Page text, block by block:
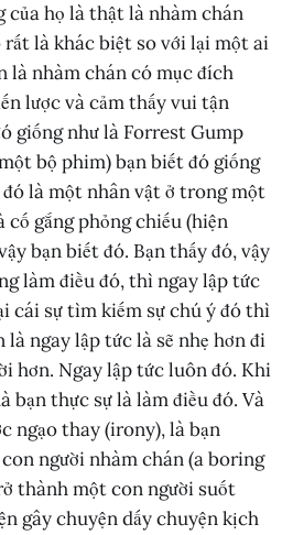
của họ là thật là nhàm chán
rất là khác biệt so với lại một ai
là nhàm chán có mục đích
lược và cảm thấy vui tận
giống như là Forrest Gump
bộ phim) bạn biết đó giống
đó là một nhân vật ở trong một
cố gắng phỏng chiếu (hiện
bạn biết đó. Bạn thấy đó, vậy
làm điều đó, thì ngay lập tức
cái sự tìm kiếm sự chú ý đó thì
là ngay lập tức là sẽ nhẹ hơn đi
hơn. Ngay lập tức luôn đó. Khi
bạn thực sự là làm điều đó. Và
ngạo thay (irony), là bạn
người nhàm chán (a boring
thành một con người suốt
gây chuyện dấy chuyện kịch